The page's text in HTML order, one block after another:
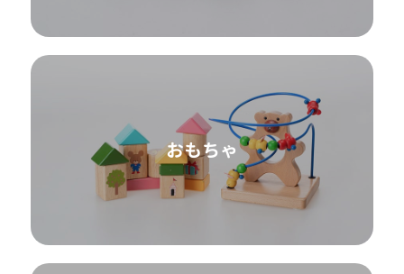
おもちゃ